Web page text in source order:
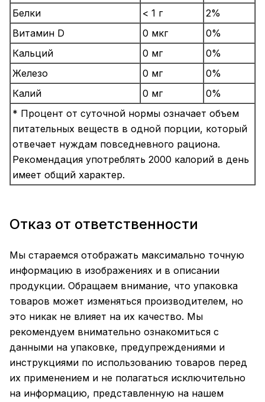
Белки < 1 г
2%
Витамин D
0 мкг
0%
Кальций
0 мг
0%
Железо
0 мг
0%
Калий
0 мг
0%
* Процент от суточной нормы означает объем
питательных веществ в одной порции, который
отвечает нуждам повседневного рациона.
Рекомендация употреблять 2000 калорий в день
имеет общий характер.
Отказ от ответственности
Мы стараемся отображать максимально точную
информацию в изображениях и в описании
продукции. Обращаем внимание, что упаковка
товаров может изменяться производителем, но
это никак не влияет на их качество. Мы
рекомендуем внимательно ознакомиться с
данными на упаковке, предупреждениями и
инструкциями по использованию товаров перед
их применением и не полагаться исключительно
на информацию, представленную на нашем